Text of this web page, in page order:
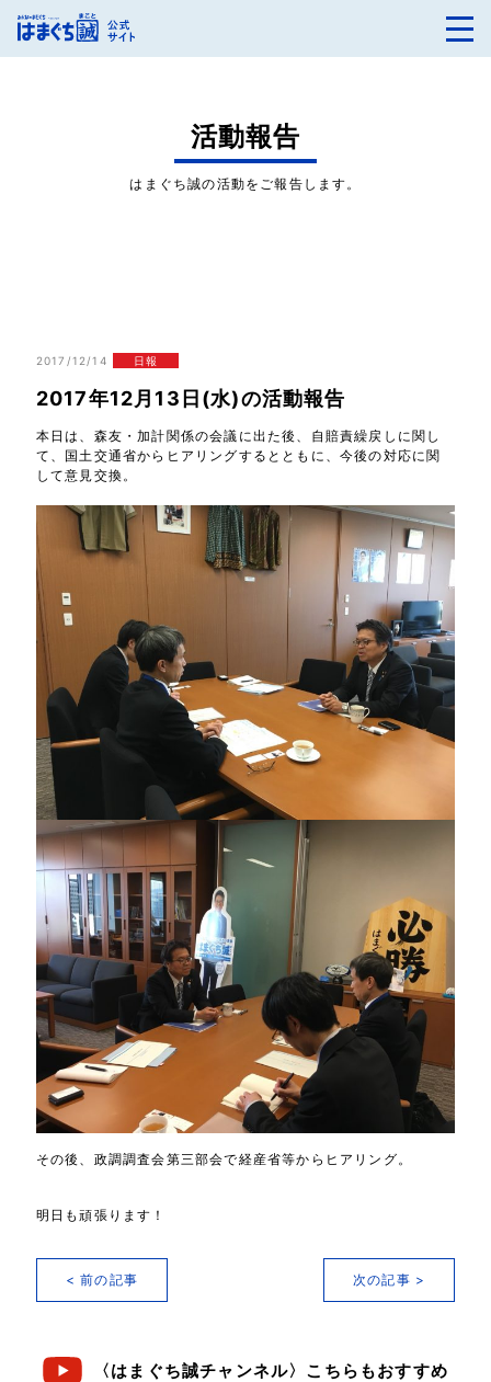
活動報告
はまぐち誠の活動をご報告します。
2017/12/14 日報
2017年12月13日(水)の活動報告
本日は、森友・加計関係の会議に出た後、自賠責繰戻しに関し
て、国土交通省からヒアリングするとともに、今後の対応に関
して意見交換。
その後、政調調査会第三部会で経産省等からヒアリング。
明日も頑張ります！
< 前の記事 次の記事 >
〈はまぐち誠チャンネル〉こちらもおすすめ